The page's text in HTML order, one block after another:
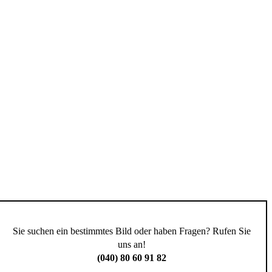
Sie suchen ein bestimmtes Bild oder haben Fragen? Rufen Sie
uns an!
(040) 80 60 91 82